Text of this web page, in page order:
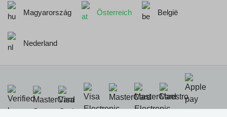
Magyarország Österreich België
Nederland